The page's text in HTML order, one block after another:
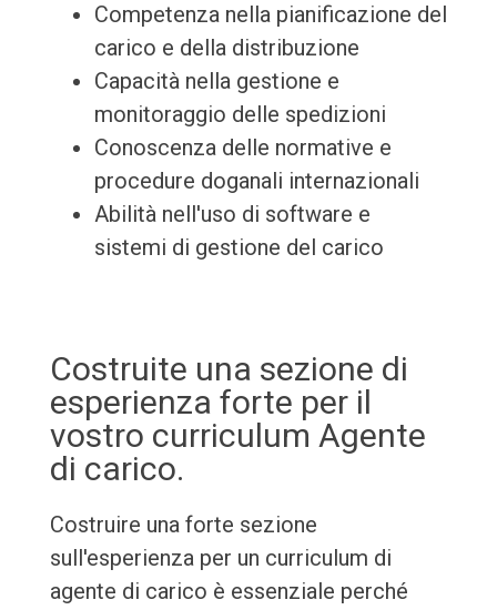
Competenza nella pianificazione del
carico e della distribuzione
Capacità nella gestione e
monitoraggio delle spedizioni
Conoscenza delle normative e
procedure doganali internazionali
Abilità nell'uso di software e
sistemi di gestione del carico
Costruite una sezione di
esperienza forte per il
vostro curriculum Agente
di carico.
Costruire una forte sezione
sull'esperienza per un curriculum di
agente di carico è essenziale perché